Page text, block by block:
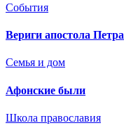
События
Вериги апостола Петра
Семья и дом
Афонские были
Школа православия